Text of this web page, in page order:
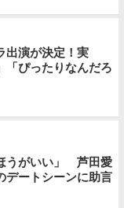
出演が決定！実
ぴったりなんだろ
うがいい」 芦田愛
デートシーンに助言